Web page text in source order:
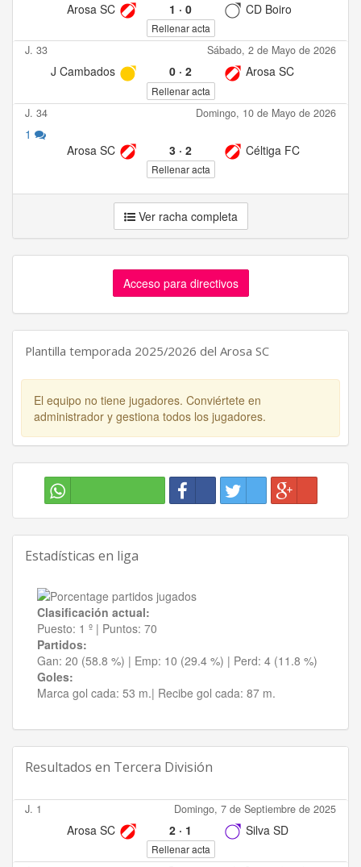
Arosa SC 1 · 0 CD Boiro
Rellenar acta
J. 33 Sábado, 2 de Mayo de 2026
J Cambados 0· 2 Arosa SC
Rellenar acta
J. 34 Domingo, 10 de Mayo de 2026
1
Arosa SC
3· 2 Céltiga FC
Rellenar acta
Ver racha completa
Acceso para directivos
Plantilla temporada 2025/2026 del Arosa SC
El equipo no tiene jugadores. Conviértete en
administrador y gestiona todos los jugadores.
Estadísticas en liga
Clasificación actual:
Puesto: 1 º | Puntos: 70
Partidos:
Gan: 20 (58.8 %) | Emp: 10 (29.4 %) | Perd: 4 (11.8 %)
Goles:
Marca gol cada: 53 m.| Recibe gol cada: 87 m.
Resultados en Tercera División
J. 1 Domingo, 7 de Septiembre de 2025
Arosa SC 2· 1 Silva SD
Rellenar acta